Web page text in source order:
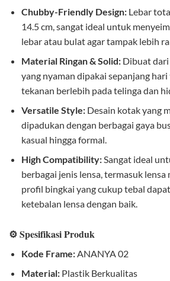
Chubby-Friendly Design:Lebar
14.5 cm, sangat ideal untuk
lebar atau bulat agar tampak lebih
Material Ringan & Solid:Dibuat dari
yang nyaman dipakai sepanjang
tekanan berlebih pada telinga dan
Versatile Style:Desain kotak yang
dipadukan dengan berbagai gaya
kasual hingga formal.
High Compatibility:Sangat ideal
berbagai jenis lensa, termasuk
profil bingkai yang cukup tebal
ketebalan lensa dengan baik.
⚙️ Spesifikasi Produk
Kode Frame:ANANYA 02
Material:Plastik Berkualitas